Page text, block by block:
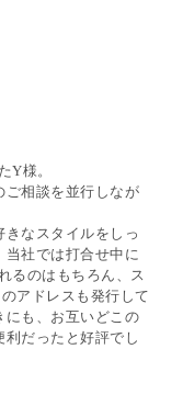
Y様。
ご相談を並行しなが
なスタイルをしっ
当社では打合せ中に
るのはもちろん、ス
アドレスも発行して
にも、お互いどこの
だったと好評でし